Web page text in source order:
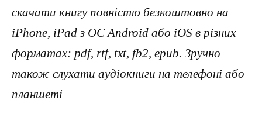
скачати книгу повністю безкоштовно на
iPhone, iPad з ОС Android або iOS в різних
форматах: pdf, rtf, txt, fb2, epub. Зручно
також слухати аудіокниги на телефоні або
планшеті